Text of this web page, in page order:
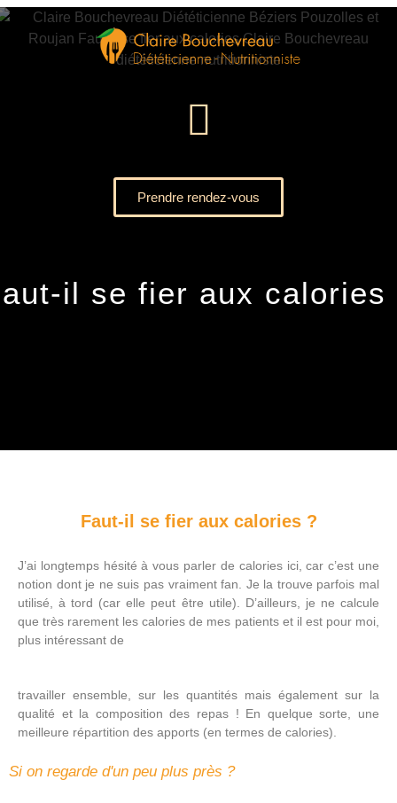
Prendre rendez-vous
il se fier aux calories
Faut-il se fier aux calories ?
J’ai longtemps hésité à vous parler de calories ici, car c’est une
notion dont je ne suis pas vraiment fan. Je la trouve parfois mal
utilisé, à tord (car elle peut être utile). D’ailleurs, je ne calcule
que très rarement les calories de mes patients et il est pour moi,
plus intéressant de
travailler ensemble, sur les quantités mais également sur la
qualité et la composition des repas ! En quelque sorte, une
meilleure répartition des apports (en termes de calories).
Si on regarde d'un peu plus près ?